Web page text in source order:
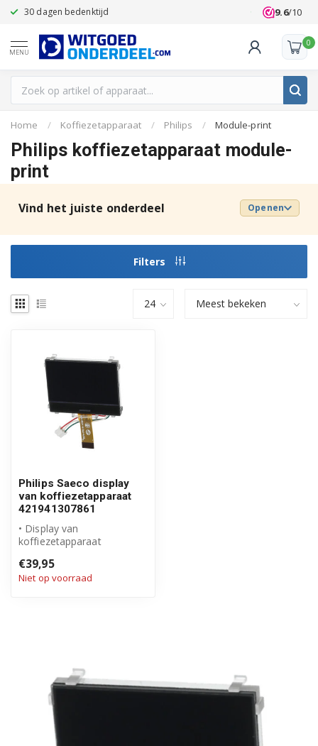
30 dagen bedenktijd Klanten
9.6/10
MENU
0
Home / Koffiezetapparaat / Philips / Module-print
Philips koffiezetapparaat module-
print
Vind het juiste onderdeel Openen
Filters
Philips Saeco display
van koffiezetapparaat
421941307861
• Display van
koffiezetapparaat
• Origineel Philips Saeco
product
€39,95
Niet op voorraad